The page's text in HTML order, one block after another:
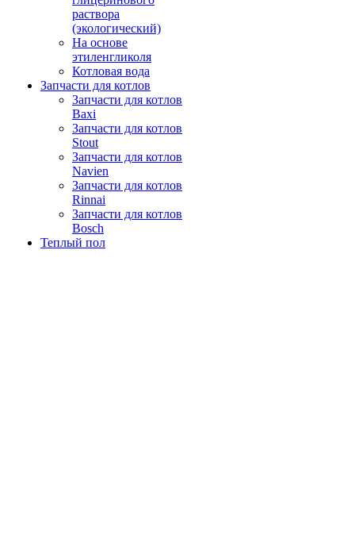
раствора
(экологический)
На основе
этиленгликоля
Котловая вода
Запчасти для котлов
Запчасти для котлов
Baxi
Запчасти для котлов
Stout
Запчасти для котлов
Navien
Запчасти для котлов
Rinnai
Запчасти для котлов
Bosch
Теплый пол